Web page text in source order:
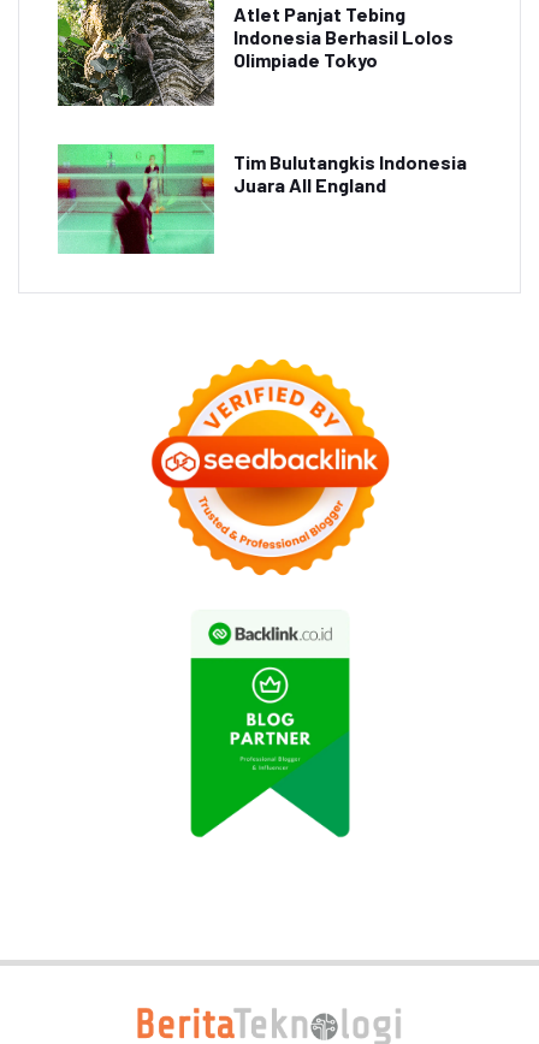
Atlet Panjat Tebing
Indonesia Berhasil Lolos
Olimpiade Tokyo
Tim Bulutangkis Indonesia
Juara All England